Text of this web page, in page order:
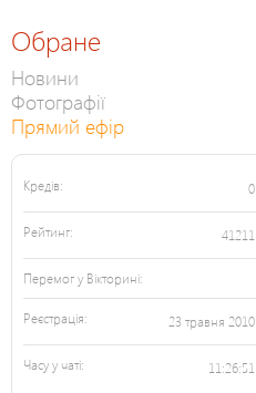
Обране
Новини
Фотографії
Прямий ефір
Кредів: 0
Рейтинг: 41211
Перемог у Вікторині:
Реєстрація: 23 травня 2010
Часу у чаті: 11:26:51